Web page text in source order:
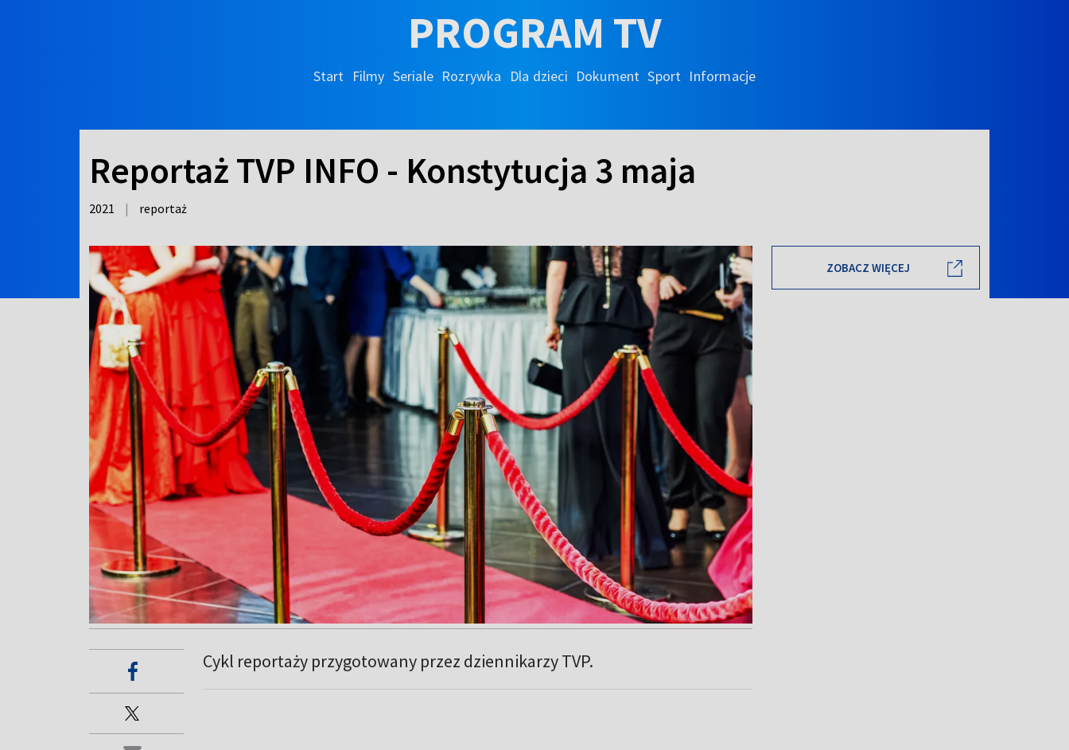
PROGRAM TV
Start Filmy Seriale Rozrywka Dla dzieci Dokument Sport Informacje
Reportaż TVP INFO - Konstytucja 3 maja
2021 | reportaż
Cykl reportaży przygotowany przez dziennikarzy TVP.
ZOBACZ WIĘCEJ